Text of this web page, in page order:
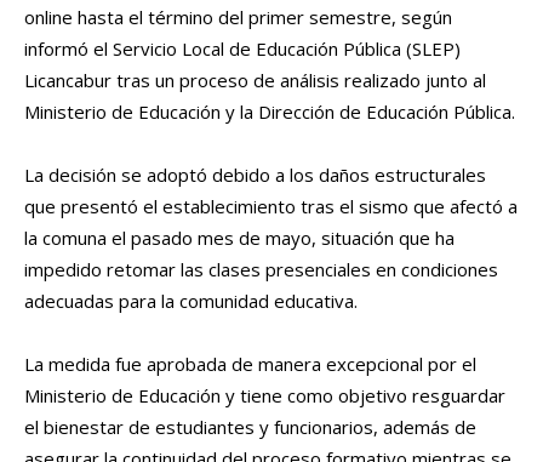
online hasta el término del primer semestre, según
informó el Servicio Local de Educación Pública (SLEP)
Licancabur tras un proceso de análisis realizado junto al
Ministerio de Educación y la Dirección de Educación Pública.
La decisión se adoptó debido a los daños estructurales
que presentó el establecimiento tras el sismo que afectó a
la comuna el pasado mes de mayo, situación que ha
impedido retomar las clases presenciales en condiciones
adecuadas para la comunidad educativa.
La medida fue aprobada de manera excepcional por el
Ministerio de Educación y tiene como objetivo resguardar
el bienestar de estudiantes y funcionarios, además de